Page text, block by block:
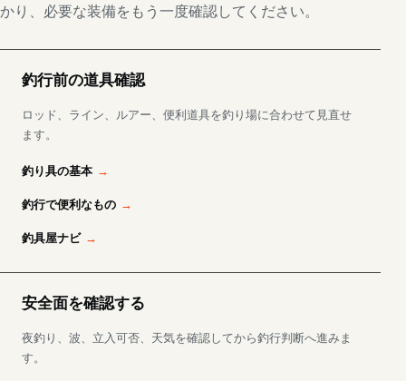
かり、必要な装備をもう一度確認してください。
釣行前の道具確認
ロッド、ライン、ルアー、便利道具を釣り場に合わせて見直せ
ます。
釣り具の基本
釣行で便利なもの
釣具屋ナビ
安全面を確認する
夜釣り、波、立入可否、天気を確認してから釣行判断へ進みま
す。